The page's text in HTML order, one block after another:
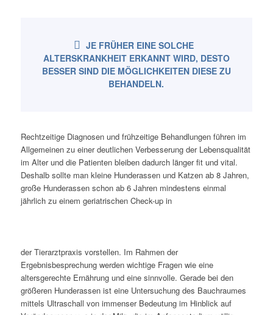
JE FRÜHER EINE SOLCHE
ALTERSKRANKHEIT ERKANNT WIRD, DESTO
BESSER SIND DIE MÖGLICHKEITEN DIESE ZU
BEHANDELN.
Rechtzeitige Diagnosen und frühzeitige Behandlungen führen im
Allgemeinen zu einer deutlichen Verbesserung der Lebensqualität
im Alter und die Patienten bleiben dadurch länger fit und vital.
Deshalb sollte man kleine Hunderassen und Katzen ab 8 Jahren,
große Hunderassen schon ab 6 Jahren mindestens einmal
jährlich zu einem geriatrischen Check-up in
der Tierarztpraxis vorstellen. Im Rahmen der
Ergebnisbesprechung werden wichtige Fragen wie eine
altersgerechte Ernährung und eine sinnvolle. Gerade bei den
größeren Hunderassen ist eine Untersuchung des Bauchraumes
mittels Ultraschall von immenser Bedeutung im Hinblick auf